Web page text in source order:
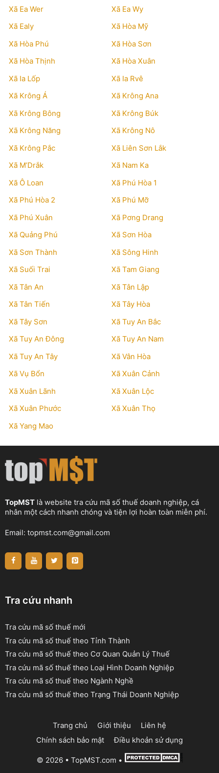
Xã Ea Wer
Xã Ea Wy
Xã Ealy
Xã Hòa Mỹ
Xã Hòa Phú
Xã Hòa Sơn
Xã Hòa Thịnh
Xã Hòa Xuân
Xã Ia Lốp
Xã Ia Rvê
Xã Krông Á
Xã Krông Ana
Xã Krông Bông
Xã Krông Búk
Xã Krông Năng
Xã Krông Nô
Xã Krông Pắc
Xã Liên Sơn Lắk
Xã M’Drắk
Xã Nam Ka
Xã Ô Loan
Xã Phú Hòa 1
Xã Phú Hòa 2
Xã Phú Mỡ
Xã Phú Xuân
Xã Pơng Drang
Xã Quảng Phú
Xã Sơn Hòa
Xã Sơn Thành
Xã Sông Hinh
Xã Suối Trai
Xã Tam Giang
Xã Tân An
Xã Tân Lập
Xã Tân Tiến
Xã Tây Hòa
Xã Tây Sơn
Xã Tuy An Bắc
Xã Tuy An Đông
Xã Tuy An Nam
Xã Tuy An Tây
Xã Vân Hòa
Xã Vụ Bổn
Xã Xuân Cảnh
Xã Xuân Lãnh
Xã Xuân Lộc
Xã Xuân Phước
Xã Xuân Thọ
Xã Yang Mao
TopMST là website tra cứu mã số thuế doanh nghiệp, cá
nhân một cách nhanh chóng và tiện lợi hoàn toàn miễn phí.
Email: topmst.com@gmail.com
Tra cứu nhanh
Tra cứu mã số thuế mới
Tra cứu mã số thuế theo Tỉnh Thành
Tra cứu mã số thuế theo Cơ Quan Quản Lý Thuế
Tra cứu mã số thuế theo Loại Hình Doanh Nghiệp
Tra cứu mã số thuế theo Ngành Nghề
Tra cứu mã số thuế theo Trạng Thái Doanh Nghiệp
Trang chủ Giới thiệu
Liên hệ
Chính sách bảo mật
Điều khoản sử dụng
© 2026 • TopMST.com •